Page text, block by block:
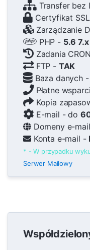
Transfer bez
Certyfikat
Zarządzanie
PHP - 5.6
Zadania
FTP - TAK
Baza danych
Płatne
Kopia
E-mail - do
Domeny e-
Konta e-mail -
* - W przypadku
Serwer Mailowy